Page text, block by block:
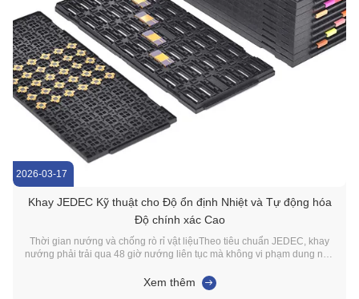
2026-03-17
Khay JEDEC Kỹ thuật cho Độ ổn định Nhiệt và Tự động hóa
Độ chính xác Cao
Thời gian nướng và chống rò rỉ vật liệuTheo tiêu chuẩn JEDEC, khay
nướng phải trải qua 48 giờ nướng liên tục mà không vi phạm dung nạp
nhiệt độ là không đủ.Các kỹ sư của chúng tôi ưu tiên các vật liệu như
Polyethylene Modified Imine ...
Xem thêm